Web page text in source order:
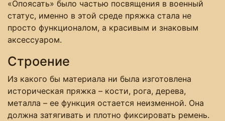
«Опоясать» было частью посвящения в военный
статус, именно в этой среде пряжка стала не
просто функционалом, а красивым и знаковым
аксессуаром.
Строение
Из какого бы материала ни была изготовлена
историческая пряжка – кости, рога, дерева,
металла – ее функция остается неизменной. Она
должна затягивать и плотно фиксировать ремень.